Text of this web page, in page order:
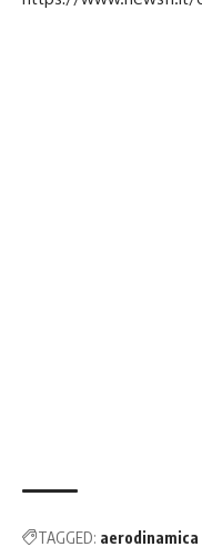
TAGGED: aerodinamica